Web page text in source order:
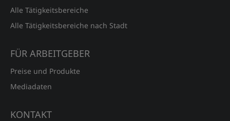
Alle Tätigkeitsbereiche
Alle Tätigkeitsbereiche nach Stadt
FÜR ARBEITGEBER
Preise und Produkte
Mediadaten
KONTAKT